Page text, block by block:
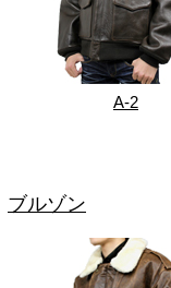
A-2
ブルゾン